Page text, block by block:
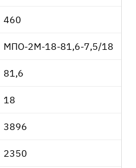
460
МПО-2М-18-81,6-7,5/18
81,6
18
3896
2350